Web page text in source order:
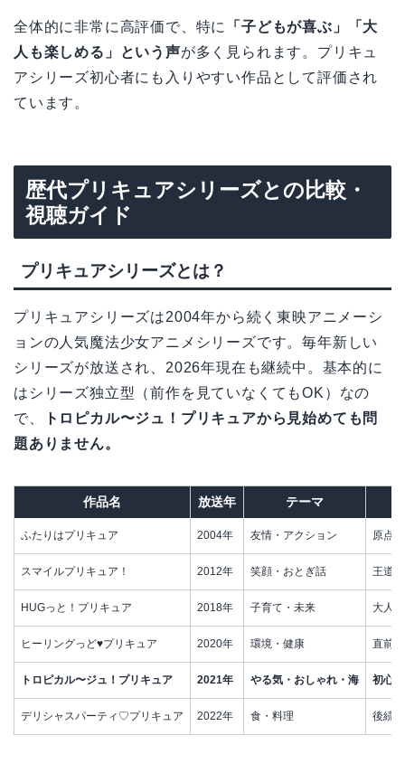
全体的に非常に高評価で、特に
「子どもが喜ぶ」「大
人も楽しめる」という声が多く見られます。プリキュ
アシリーズ初心者にも入りやすい作品として評価され
ています。
歴代プリキュアシリーズとの比較・
視聴ガイド
プリキュアシリーズとは？
プリキュアシリーズは2004年から続く東映アニメーシ
ョンの人気魔法少女アニメシリーズです。毎年新しい
シリーズが放送され、2026年現在も継続中。基本的に
はシリーズ独立型（前作を見ていなくてもOK）なの
で、
トロピカル〜ジュ！プリキュアから見始めても問
題ありません。
作品名 放送年 テーマ
ふたりはプリキュア 2004年 友情・アクション 原点
スマイルプリキュア！ 2012年 笑顔・おとぎ話 王道
HUGっと！プリキュア 2018年 子育て・未来 大人
ヒーリングっど♥プリキュア 2020年 環境・健康 直前
トロピカル〜ジュ！プリキュア 2021年 やる気・おしゃれ・海 初心
デリシャスパーティ♡プリキュア 2022年 食・料理 後続